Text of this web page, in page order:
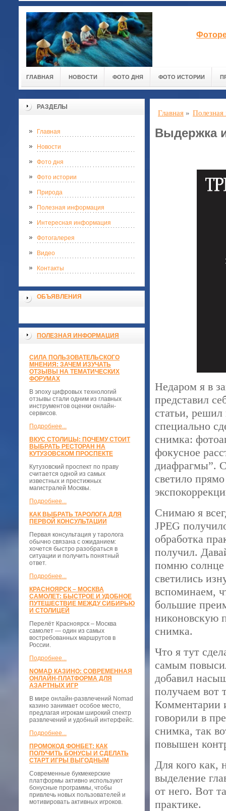
ГЛАВНАЯ НОВОСТИ ФОТО ДНЯ ФОТО ИСТОРИИ
РАЗДЕЛЫ
Главная
Новости
Фото дня
Фото истории
Природа
Полезная информация
Интересная информация
Фотогалерея
Видео
Контакты
ОБЪЯВЛЕНИЯ
ПОЛЕЗНАЯ ИНФОРМАЦИЯ
СИЛА ПОЛЬЗОВАТЕЛЬСКОГО
МНЕНИЯ: ЗАЧЕМ ИЗУЧАТЬ
ОТЗЫВЫ НА ТЕМАТИЧЕСКИХ
ФОРУМАХ
В эпоху цифровых технологий
отзывы стали одним из главных
инструментов оценки онлайн-
сервисов.
Подробнее...
ВКУС СТОЛИЦЫ: ПОЧЕМУ СТОИТ
ВЫБРАТЬ РЕСТОРАН НА
КУТУЗОВСКОМ ПРОСПЕКТЕ
Кутузовский проспект по праву
считается одной из самых
известных и престижных
магистралей Москвы.
Подробнее...
КАК ВЫБРАТЬ ТАРОЛОГА ДЛЯ
ПЕРВОЙ КОНСУЛЬТАЦИИ
Первая консультация у таролога
обычно связана с ожиданием:
хочется быстро разобраться в
ситуации и получить понятный
ответ.
Подробнее...
КРАСНОЯРСК – МОСКВА
САМОЛЕТ: БЫСТРОЕ И УДОБНОЕ
ПУТЕШЕСТВИЕ МЕЖДУ СИБИРЬЮ
И СТОЛИЦЕЙ
Перелёт Красноярск – Москва
самолет — один из самых
востребованных маршрутов в
России.
Подробнее...
NOMAD КАЗИНО: СОВРЕМЕННАЯ
ОНЛАЙН-ПЛАТФОРМА ДЛЯ
АЗАРТНЫХ ИГР
В мире онлайн-развлечений Nomad
казино занимает особое место,
предлагая игрокам широкий спектр
развлечений и удобный интерфейс.
Подробнее...
ПРОМОКОД ФОНБЕТ: КАК
ПОЛУЧИТЬ БОНУСЫ И СДЕЛАТЬ
СТАРТ ИГРЫ ВЫГОДНЫМ
Современные букмекерские
платформы активно используют
бонусные программы, чтобы
привлечь новых пользователей и
мотивировать активных игроков.
Главная »
Выдержка
Недаром я в
представил
статьи, решил
специально
снимка:
фокусное
диафрагмы”.
светило
Снимаю я
JPEG
обработка
получил.
помню солнце
светились
вспоминаем,
большие
никоновскую
снимка.
Что я тут
самым
добавил
получаем вот
Комментарии
говорили в
снимка, так
повышен
Для кого как,
выделение
от него. Вот
практике.